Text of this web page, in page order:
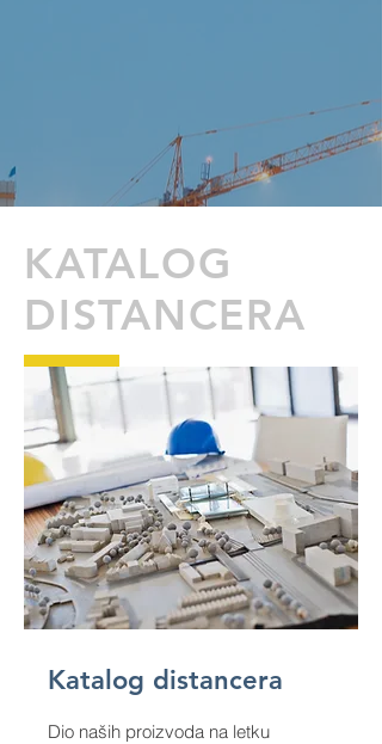
Katalog distancera
Dio naših proizvoda na letku
KATALOG
DISTANCERA